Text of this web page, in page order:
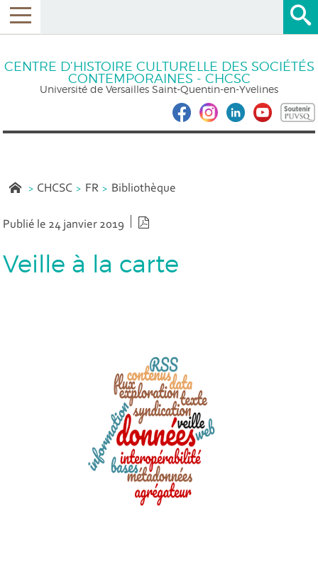
CENTRE D’HISTOIRE CULTURELLE DES SOCIÉTÉS
CONTEMPORAINES - CHCSC
Université de Versailles Saint-Quentin-en-Yvelines
CHCSC FR Bibliothèque
Publié le 24 janvier 2019
Veille à la carte